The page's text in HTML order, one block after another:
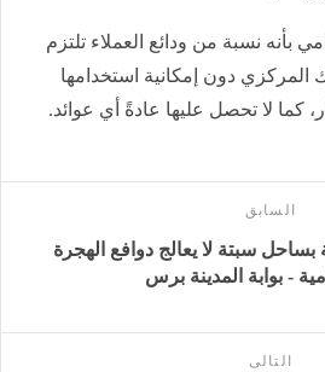
بأنه نسبة من ودائع العملاء تلتزم
المركزي دون إمكانية استخدامها
كما لا تحصل عليها عادةً أي عوائد.
السابق
بساحل سبتة لا يعالج دوافع الهجرة
- بوابة المدينة برس
التالى